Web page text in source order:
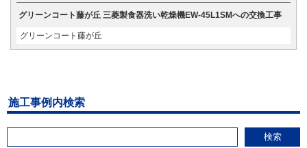
グリーンコート藤が丘 三菱製食器洗い乾燥機EW-45L1SMへの交換工事
グリーンコート藤が丘
施工事例内検索
検索